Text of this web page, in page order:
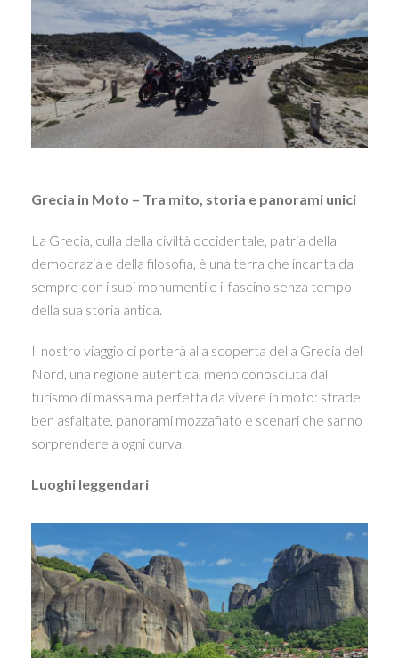
Grecia in Moto – Tra mito, storia e panorami unici
La Grecia, culla della civiltà occidentale, patria della
democrazia e della filosofia, è una terra che incanta da
sempre con i suoi monumenti e il fascino senza tempo
della sua storia antica.
Il nostro viaggio ci porterà alla scoperta della Grecia del
Nord, una regione autentica, meno conosciuta dal
turismo di massa ma perfetta da vivere in moto: strade
ben asfaltate, panorami mozzafiato e scenari che sanno
sorprendere a ogni curva.
Luoghi leggendari